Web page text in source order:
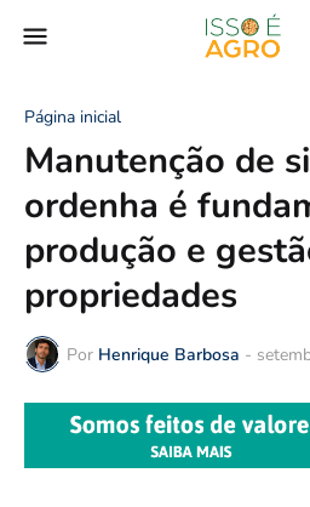
Página inicial
Manutenção de
ordenha é
produção e
propriedades
Por Henrique Barbosa -